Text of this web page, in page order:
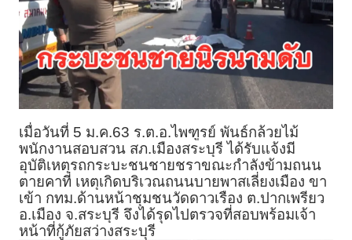
เมื่อวันที่ 5 ม.ค.63 ร.ต.อ.ไพฑูรย์ พันธ์กล้วยไม้
พนักงานสอบสวน สภ.เมืองสระบุรี ได้รับแจ้งมี
อุบัติเหตุรถกระบะชนชายชราขณะกำลังข้ามถนน
ตายคาที่ เหตุเกิดบริเวณถนนบายพาสเลี่ยงเมือง ขา
เข้า กทม.ด้านหน้าชุมชนวัดดาวเรือง ต.ปากเพรียว
อ.เมือง จ.สระบุรี จึงได้รุดไปตรวจที่สอบพร้อมเจ้า
หน้าที่กู้ภัยสว่างสระบุรี